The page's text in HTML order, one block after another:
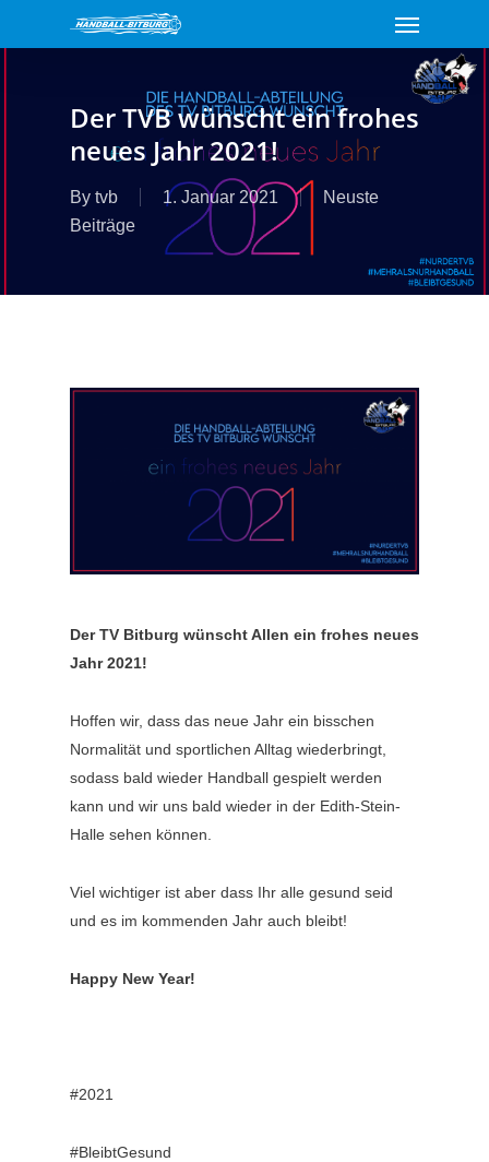
Menu
Der TVB wünscht ein frohes
neues Jahr 2021!
By tvb 1. Januar 2021
Neuste
Beiträge
Der TV Bitburg wünscht Allen ein frohes neues
Jahr 2021!
Hoffen wir, dass das neue Jahr ein bisschen
Normalität und sportlichen Alltag wiederbringt,
sodass bald wieder Handball gespielt werden
kann und wir uns bald wieder in der Edith-Stein-
Halle sehen können.
Viel wichtiger ist aber dass Ihr alle gesund seid
und es im kommenden Jahr auch bleibt!
Happy New Year!
#2021
#BleibtGesund